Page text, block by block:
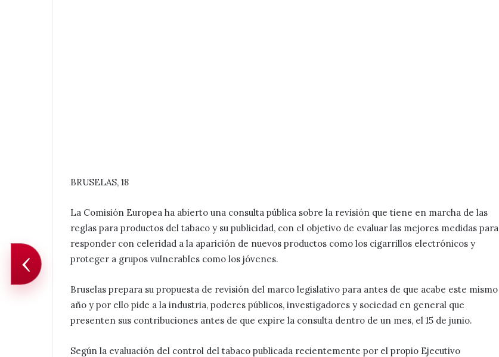
BRUSELAS, 18
La Comisión Europea ha abierto una consulta pública sobre la revisión que tiene en marcha de las
reglas para productos del tabaco y su publicidad, con el objetivo de evaluar las mejores medidas para
responder con celeridad a la aparición de nuevos productos como los cigarrillos electrónicos y
proteger a grupos vulnerables como los jóvenes.
Bruselas prepara su propuesta de revisión del marco legislativo para antes de que acabe este mismo
año y por ello pide a la industria, poderes públicos, investigadores y sociedad en general que
presenten sus contribuciones antes de que expire la consulta dentro de un mes, el 15 de junio.
Según la evaluación del control del tabaco publicada recientemente por el propio Ejecutivo
‹